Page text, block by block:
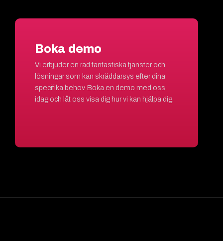
Boka demo
Vi erbjuder en rad fantastiska tjänster och
lösningar som kan skräddarsys efter dina
specifika behov. Boka en demo med oss
idag och låt oss visa dig hur vi kan hjälpa dig.